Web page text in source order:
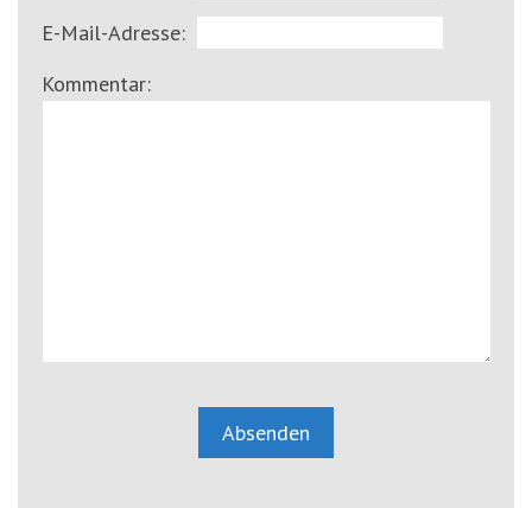
E-Mail-Adresse:
Kommentar: